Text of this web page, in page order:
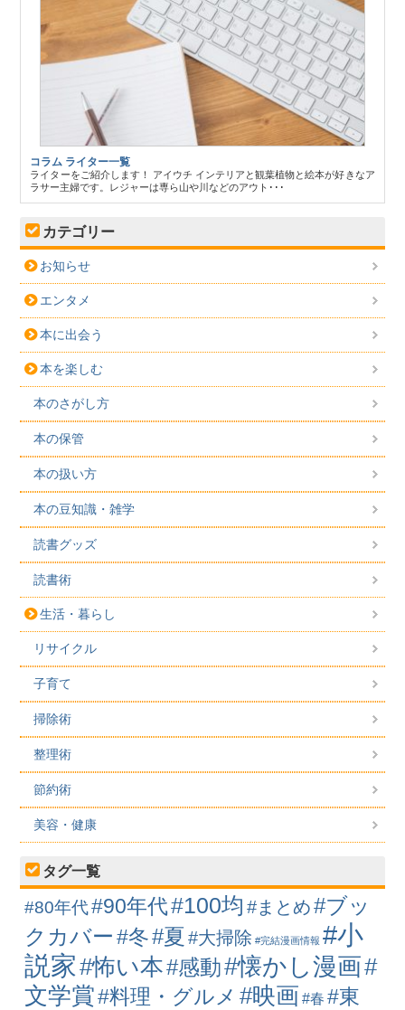
コラム ライター一覧
ライターをご紹介します！ アイウチ インテリアと観葉植物と絵本が好きなア
ラサー主婦です。レジャーは専ら山や川などのアウト･･･
カテゴリー
お知らせ
エンタメ
本に出会う
本を楽しむ
本のさがし方
本の保管
本の扱い方
本の豆知識・雑学
読書グッズ
読書術
生活・暮らし
リサイクル
子育て
掃除術
整理術
節約術
美容・健康
タグ一覧
#80年代#90年代#100均 #まとめ #ブッ
クカバー #冬#夏 #大掃除 #完結漫画情報 #小
説家#怖い本#感動#懐かし漫画#
文学賞#料理・グルメ #映画 #春 #東